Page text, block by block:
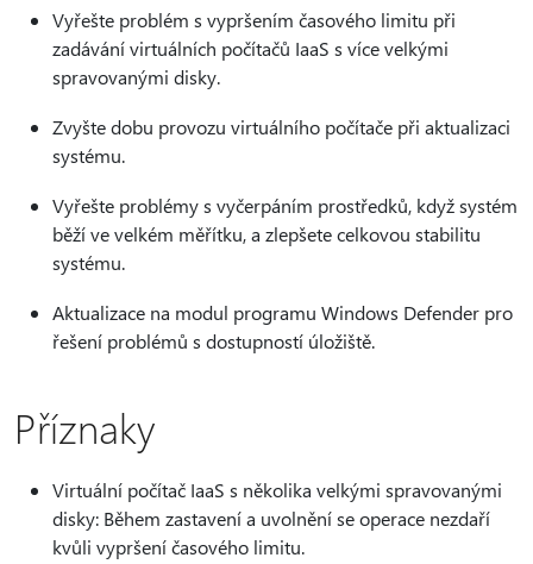
Vyřešte problém s vypršením časového limitu při
zadávání virtuálních počítačů IaaS s více velkými
spravovanými disky.
Zvyšte dobu provozu virtuálního počítače při aktualizaci
systému.
Vyřešte problémy s vyčerpáním prostředků, když systém
běží ve velkém měřítku, a zlepšete celkovou stabilitu
systému.
Aktualizace na modul programu Windows Defender pro
řešení problémů s dostupností úložiště.
Příznaky
Virtuální počítač IaaS s několika velkými spravovanými
disky: Během zastavení a uvolnění se operace nezdaří
kvůli vypršení časového limitu.